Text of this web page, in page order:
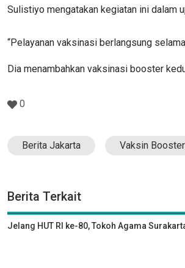
Sulistiyo mengatakan kegiatan ini dalam
“Pelayanan vaksinasi berlangsung
Dia menambahkan vaksinasi booster
0
Berita Jakarta Vaksin Booster
Berita Terkait
Jelang HUT RI ke-80, Tokoh Agama